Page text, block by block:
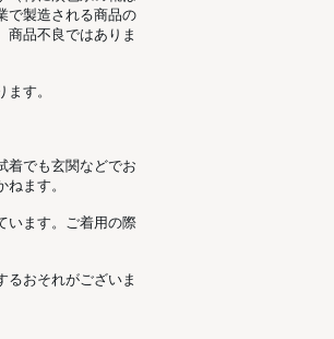
で製造される商品の
商品不良ではありま
す。
着でも玄関などでお
ます。
います。ご着用の際
るおそれがございま